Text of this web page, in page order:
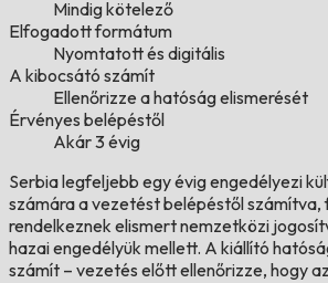
Mindig kötelező
Elfogadott formátum
Nyomtatott és digitális
A kibocsátó számít
Ellenőrizze a hatóság elismerését
Érvényes belépéstől
Akár 3 évig
Serbia legfeljebb egy évig engedélyezi
számára a vezetést belépéstől számítva,
rendelkeznek elismert nemzetközi
hazai engedélyük mellett. A kiállító
számít – vezetés előtt ellenőrizze, hogy